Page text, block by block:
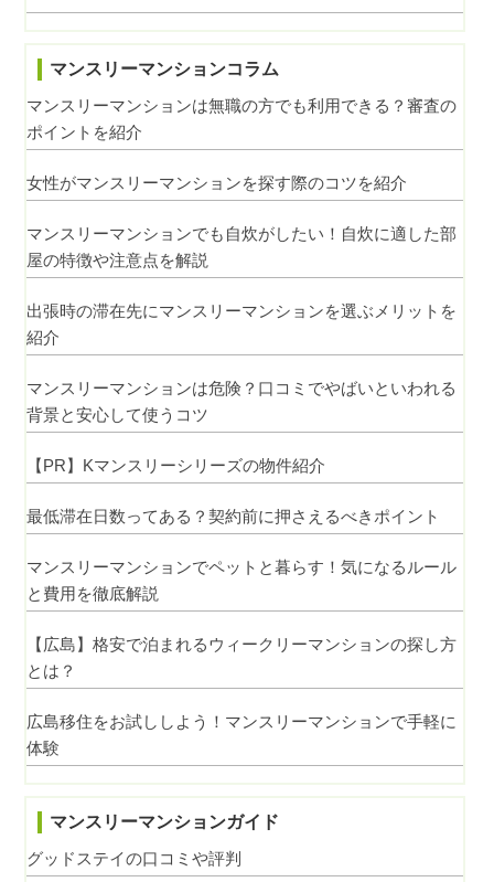
マンスリーマンションコラム
マンスリーマンションは無職の方でも利用できる？審査の
ポイントを紹介
女性がマンスリーマンションを探す際のコツを紹介
マンスリーマンションでも自炊がしたい！自炊に適した部
屋の特徴や注意点を解説
出張時の滞在先にマンスリーマンションを選ぶメリットを
紹介
マンスリーマンションは危険？口コミでやばいといわれる
背景と安心して使うコツ
【PR】Kマンスリーシリーズの物件紹介
最低滞在日数ってある？契約前に押さえるべきポイント
マンスリーマンションでペットと暮らす！気になるルール
と費用を徹底解説
【広島】格安で泊まれるウィークリーマンションの探し方
とは？
広島移住をお試ししよう！マンスリーマンションで手軽に
体験
マンスリーマンションガイド
グッドステイの口コミや評判